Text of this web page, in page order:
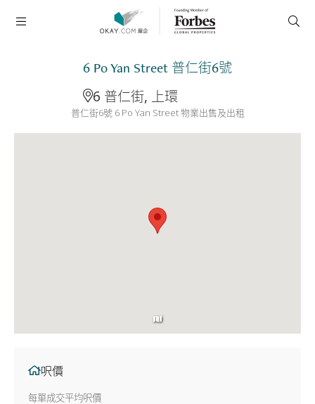
6 Po Yan Street 普仁街6號
6 普仁街, 上環
普仁街6號 6 Po Yan Street 物業出售及出租
呎價
每單成交平均呎價